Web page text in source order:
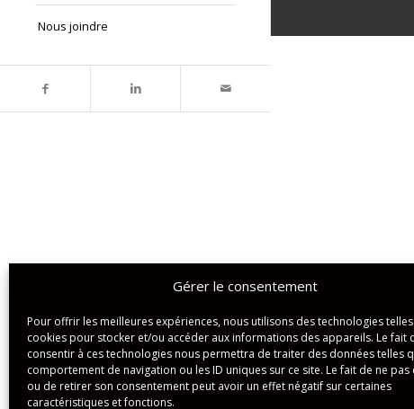
Gérer le consentement
Pour offrir les meilleures expériences, nous utilisons des technologies
cookies pour stocker et/ou accéder aux informations des appareils. Le fait
consentir à ces technologies nous permettra de traiter des données telles
comportement de navigation ou les ID uniques sur ce site. Le fait de ne pas
ou de retirer son consentement peut avoir un effet négatif sur certaines
caractéristiques et fonctions.
Nous joindre